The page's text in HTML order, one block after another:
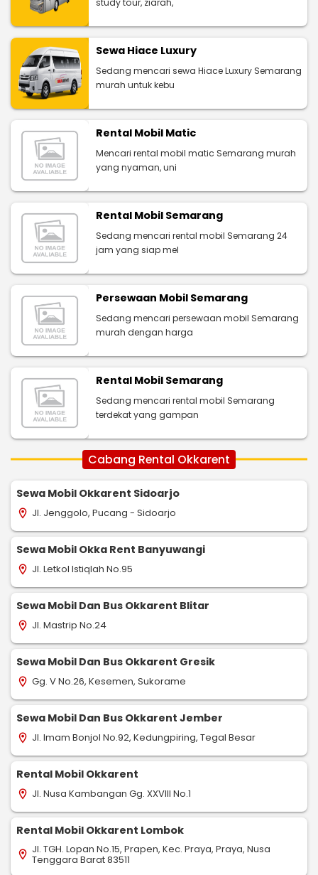
Sewa Hiace Luxury
Sedang mencari sewa Hiace Luxury Semarang
murah untuk kebu
Rental Mobil Matic
Mencari rental mobil matic Semarang murah
yang nyaman, uni
Rental Mobil Semarang
Sedang mencari rental mobil Semarang 24
jam yang siap mel
Persewaan Mobil Semarang
Sedang mencari persewaan mobil Semarang
murah dengan harga
Rental Mobil Semarang
Sedang mencari rental mobil Semarang
terdekat yang gampan
Cabang Rental Okkarent
Sewa Mobil Okkarent Sidoarjo
location_on Jl. Jenggolo, Pucang - Sidoarjo
Sewa Mobil Okka Rent Banyuwangi
location_on Jl. Letkol Istiqlah No.95
Sewa Mobil Dan Bus Okkarent Blitar
location_on Jl. Mastrip No.24
Sewa Mobil Dan Bus Okkarent Gresik
location_on Gg. V No.26, Kesemen, Sukorame
Sewa Mobil Dan Bus Okkarent Jember
location_on Jl. Imam Bonjol No.92, Kedungpiring, Tegal Besar
Rental Mobil Okkarent
location_on Jl. Nusa Kambangan Gg. XXVIII No.1
Rental Mobil Okkarent Lombok
location_on Jl. TGH. Lopan No.15, Prapen, Kec. Praya, Praya, Nusa
Tenggara Barat 83511